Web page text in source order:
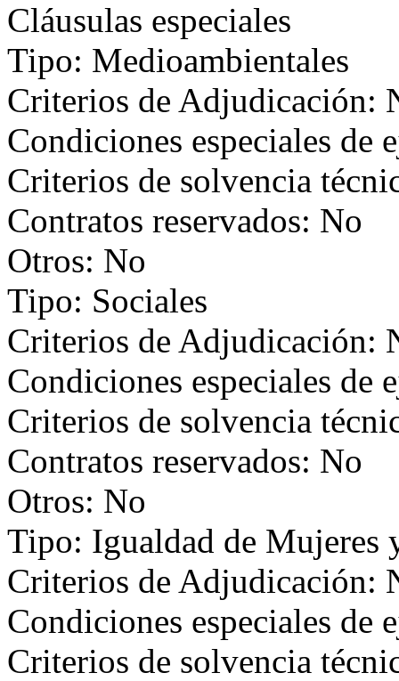
Cláusulas especiales
Tipo: Medioambientales
Criterios de Adjudicación:
Condiciones especiales de
Criterios de solvencia
Contratos reservados: No
Otros: No
Tipo: Sociales
Criterios de Adjudicación:
Condiciones especiales de
Criterios de solvencia
Contratos reservados: No
Otros: No
Tipo: Igualdad de Mujeres
Criterios de Adjudicación:
Condiciones especiales de
Criterios de solvencia